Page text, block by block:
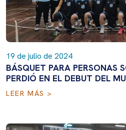
19 de julio de 2024
BÁSQUET PARA PERSONAS
PERDIÓ EN EL DEBUT DEL
LEER MÁS >